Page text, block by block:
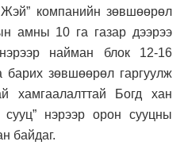
компанийн зөвшөөрөл
амны 10 га газар дээрээ
найман блок 12-16
барих зөвшөөрөл гаргуулж
хамгаалалттай Богд хан
нэрээр орон сууцны
байдаг.